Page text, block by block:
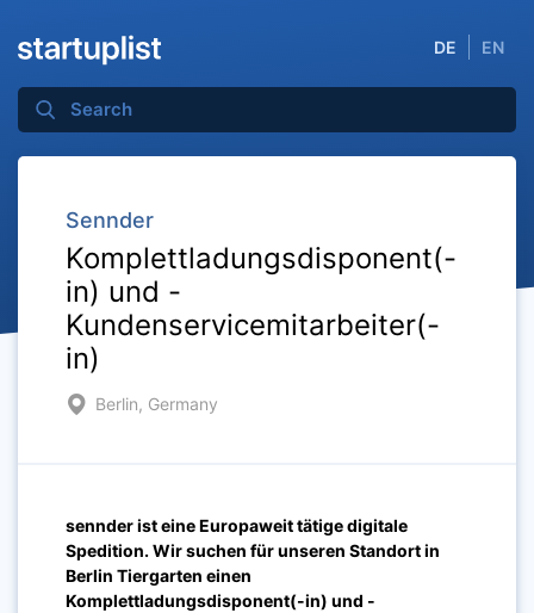
DE EN
Sennder
Komplettladungsdisponent(-
in) und -
Kundenservicemitarbeiter(-
in)
Berlin, Germany
sennder ist eine Europaweit tätige digitale
Spedition. Wir suchen für unseren Standort in
Berlin Tiergarten einen
Komplettladungsdisponent(-in) und -